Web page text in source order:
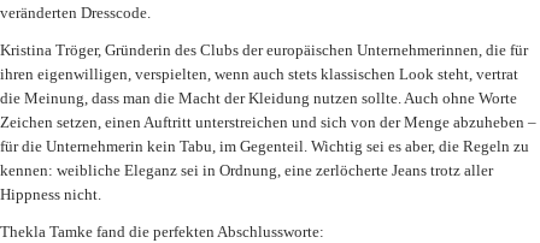
veränderten Dresscode.
Kristina Tröger, Gründerin des Clubs der europäischen Unternehmerinnen, die für
ihren eigenwilligen, verspielten, wenn auch stets klassischen Look steht, vertrat
die Meinung, dass man die Macht der Kleidung nutzen sollte. Auch ohne Worte
Zeichen setzen, einen Auftritt unterstreichen und sich von der Menge abzuheben –
für die Unternehmerin kein Tabu, im Gegenteil. Wichtig sei es aber, die Regeln zu
kennen: weibliche Eleganz sei in Ordnung, eine zerlöcherte Jeans trotz aller
Hippness nicht.
Thekla Tamke fand die perfekten Abschlussworte: